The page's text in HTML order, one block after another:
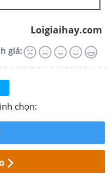
Loigiaihay.com
giá:
chọn: